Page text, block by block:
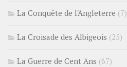
La Conquête de l'Angleterre (7)
La Croisade des Albigeois (25)
La Guerre de Cent Ans (67)